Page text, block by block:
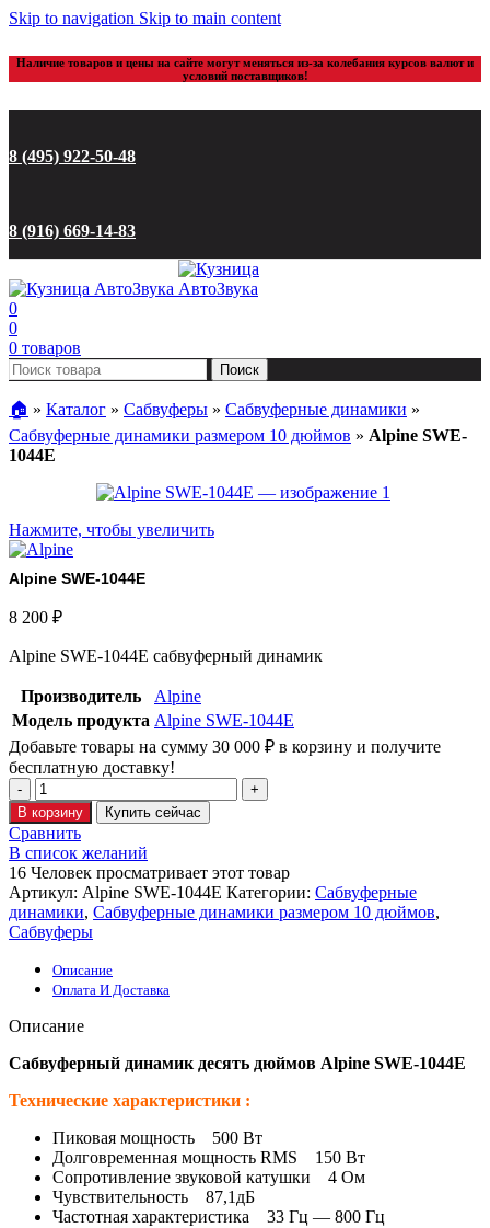
Skip to navigation Skip to main content
Наличие товаров и цены на сайте могут меняться из-за колебания курсов валют и
условий поставщиков!
8 (495) 922-50-48
8 (916) 669-14-83
0
0
0 товаров
Поиск
🏠︎ » Каталог » Сабвуферы » Сабвуферные динамики »
Сабвуферные динамики размером 10 дюймов » Alpine SWE-
1044E
Нажмите, чтобы увеличить
Alpine SWE-1044E
8 200 ₽
Alpine SWE-1044E сабвуферный динамик
Производитель
Alpine
Модель продукта Alpine SWE-1044E
Добавьте товары на сумму 30 000 ₽ в корзину и получите
бесплатную доставку!
В корзину Купить сейчас
Сравнить
В список желаний
16 Человек просматривает этот товар
Артикул: Alpine SWE-1044E Категории: Сабвуферные
динамики, Сабвуферные динамики размером 10 дюймов,
Сабвуферы
Описание
Оплата И Доставка
Описание
Сабвуферный динамик десять дюймов Alpine SWE-1044E
Технические характеристики :
Пиковая мощность 500 Вт
Долговременная мощность RMS 150 Вт
Сопротивление звуковой катушки 4 Ом
Чувствительность 87,1дБ
Частотная характеристика 33 Гц — 800 Гц